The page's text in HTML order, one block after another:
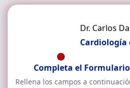
Dr. Carlos
Cardiología
Completa el
Rellena los campos a